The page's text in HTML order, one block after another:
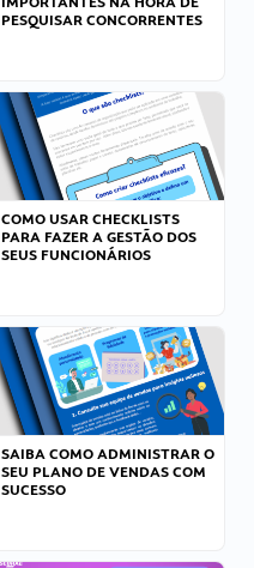
PESQUISAR CONCORRENTES
COMO USAR CHECKLISTS
PARA FAZER A GESTÃO DOS
SEUS FUNCIONÁRIOS
SAIBA COMO ADMINISTRAR O
SEU PLANO DE VENDAS COM
SUCESSO